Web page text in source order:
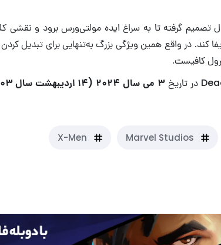
تصمیم گرفته تا به سراغ ایده مولتی‌ورس برود و نقشی
کند. در واقع همین ویژگی بزرگ به‌تنهایی برای تبدیل
کافیست.
۳ می سال ۲۰۲۴ (۱۴ اردیبهشت سال ۱۴۰۳)
Marvel Studios
X-Men